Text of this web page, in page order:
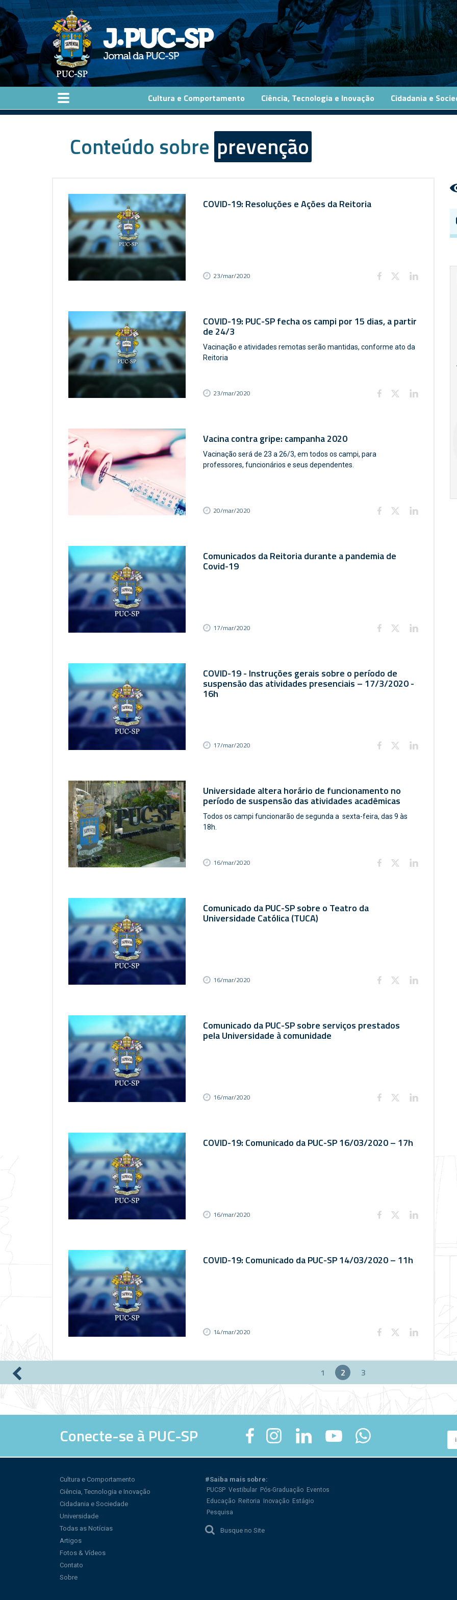
Pular para o conteúdo principal
Cultura e Comportamento Ciência, Tecnologia e Inovação Cidadania e
Conteúdo sobre prevenção
COVID-19: Resoluções e Ações da Reitoria
23/mar/2020
COVID-19: PUC-SP fecha os campi por 15 dias, a partir
de 24/3
Vacinação e atividades remotas serão mantidas, conforme ato da
Reitoria
23/mar/2020
Vacina contra gripe: campanha 2020
Vacinação será de 23 a 26/3, em todos os campi, para
professores, funcionários e seus dependentes.
20/mar/2020
Comunicados da Reitoria durante a pandemia de
Covid-19
17/mar/2020
COVID-19 - Instruções gerais sobre o período de
suspensão das atividades presenciais – 17/3/2020 -
16h
17/mar/2020
Universidade altera horário de funcionamento no
período de suspensão das atividades acadêmicas
Todos os campi funcionarão de segunda a sexta-feira, das 9 às
18h.
16/mar/2020
Comunicado da PUC-SP sobre o Teatro da
Universidade Católica (TUCA)
16/mar/2020
Comunicado da PUC-SP sobre serviços prestados
pela Universidade à comunidade
16/mar/2020
COVID-19: Comunicado da PUC-SP 16/03/2020 – 17h
16/mar/2020
COVID-19: Comunicado da PUC-SP 14/03/2020 – 11h
14/mar/2020
17:00
Páginas 1 2 3
Conecte-se à PUC-SP
Cultura e Comportamento
Ciência, Tecnologia e Inovação
Cidadania e Sociedade
Universidade
Todas as Notícias
Artigos
Fotos & Vídeos
Contato
Sobre
#Saiba mais sobre:
PUCSP Vestibular Pós-Graduação Eventos
Educação Reitoria Inovação Estágio
Pesquisa
Busque no Site